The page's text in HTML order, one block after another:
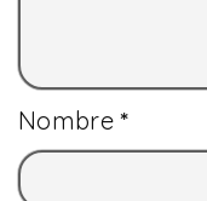
Nombre*